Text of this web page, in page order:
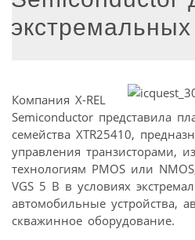
Компания X-REL
Semiconductor представила
семейства XTR25410,
управления транзисторами,
технологиям PMOS или
VGS 5 В в условиях
автомобильные устройства,
скважинное оборудование.